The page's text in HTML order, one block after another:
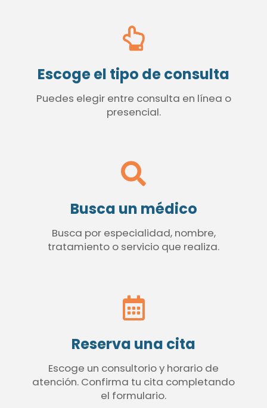
Escoge el tipo de consulta
Puedes elegir entre consulta en línea o
presencial.
Busca un médico
Busca por especialidad, nombre,
tratamiento o servicio que realiza.
Reserva una cita
Escoge un consultorio y horario de
atención. Confirma tu cita completando
el formulario.